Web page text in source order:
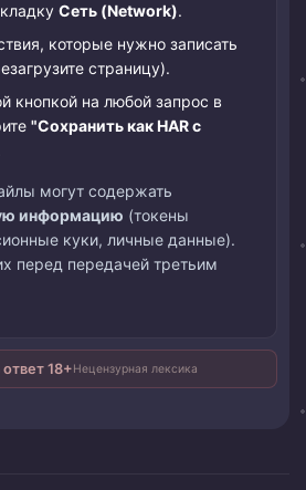
Сеть (Network).
которые нужно записать
страницу).
кнопкой на любой запрос в
"Сохранить как HAR с
могут содержать
информацию (токены
куки, личные данные).
перед передачей третьим
18+Нецензурная лексика